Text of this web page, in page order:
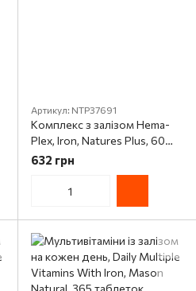
Артикул: NTP37691
Комплекс з залізом Hema-
Plex, Iron, Natures Plus, 60
М'яких Желатинових Капсул
632 грн